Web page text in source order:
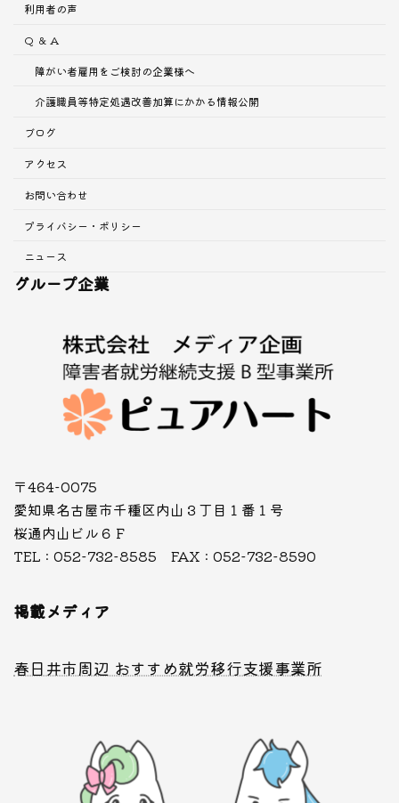
利用者の声
Q ＆ A
障がい者雇用をご検討の企業様へ
介護職員等特定処遇改善加算にかかる情報公開
ブログ
アクセス
お問い合わせ
プライバシー・ポリシー
ニュース
グループ企業
〒464-0075
愛知県名古屋市千種区内山３丁目１番１号
桜通内山ビル６Ｆ
TEL : 052-732-8585 FAX : 052-732-8590
掲載メディア
春日井市周辺 おすすめ就労移行支援事業所